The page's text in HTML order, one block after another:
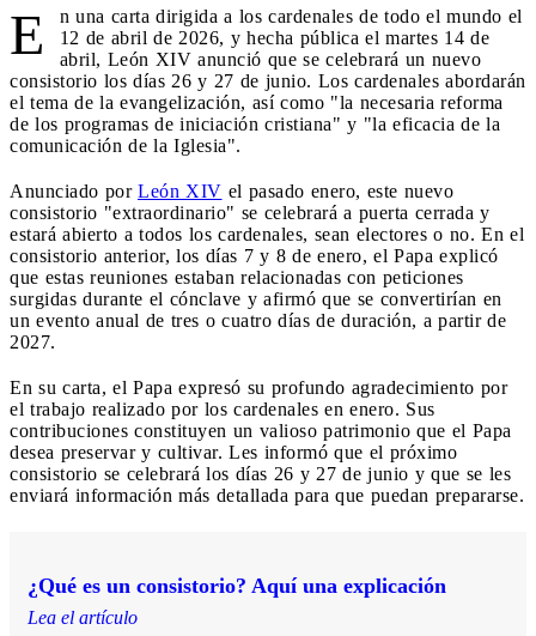
E
n una carta dirigida a los cardenales de todo el mundo el
12 de abril de 2026, y hecha pública el martes 14 de
abril, León XIV anunció que se celebrará un nuevo
consistorio los días 26 y 27 de junio. Los cardenales abordarán
el tema de la evangelización, así como "la necesaria reforma
de los programas de iniciación cristiana" y "la eficacia de la
comunicación de la Iglesia".
Anunciado por León XIV el pasado enero, este nuevo
consistorio "extraordinario" se celebrará a puerta cerrada y
estará abierto a todos los cardenales, sean electores o no. En el
consistorio anterior, los días 7 y 8 de enero, el Papa explicó
que estas reuniones estaban relacionadas con peticiones
surgidas durante el cónclave y afirmó que se convertirían en
un evento anual de tres o cuatro días de duración, a partir de
2027.
En su carta, el Papa expresó su profundo agradecimiento por
el trabajo realizado por los cardenales en enero. Sus
contribuciones constituyen un valioso patrimonio que el Papa
desea preservar y cultivar. Les informó que el próximo
consistorio se celebrará los días 26 y 27 de junio y que se les
enviará información más detallada para que puedan prepararse.
¿Qué es un consistorio? Aquí una explicación
Lea el artículo